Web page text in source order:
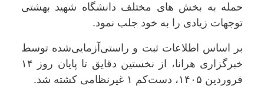
حمله به بخش های مختلف دانشگاه شهید بهشتی
توجهات زیادی را به خود جلب نمود.
بر اساس اطلاعات ثبت و راستی‌آزمایی‌شده توسط
خبرگزاری هرانا، از نخستین دقایق تا پایان روز ۱۴
فروردین ۱۴۰۵، دست‌کم ۱ غیرنظامی کشته شد.